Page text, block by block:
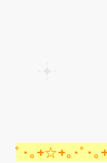
ﾟ･｡+☆+｡･ﾟ･